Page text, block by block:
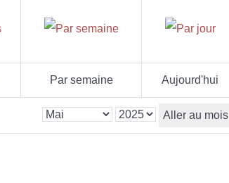
Par semaine Aujourd'hui
Aller au mois